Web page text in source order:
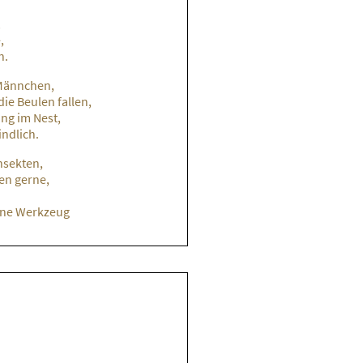
Beulen fallen,
im Nest,
gerne,
Werkzeug